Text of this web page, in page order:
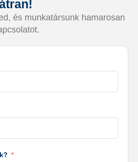
és munkatársunk hamarosan